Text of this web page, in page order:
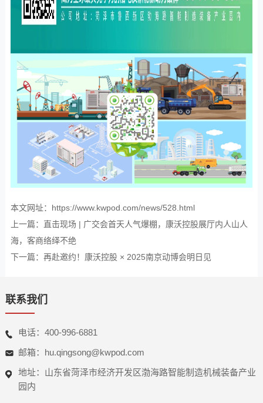
本文网址：https://www.kwpod.com/news/528.html
上一篇： 直击现场 | 广交会首天人气爆棚，康沃控股展厅内人山人
海，客商络绎不绝
下一篇： 再赴邀约！康沃控股 × 2025南京动博会明日见
联系我们
电话：400-996-6881
邮箱：hu.qingsong@kwpod.com
地址：山东省菏泽市经济开发区渤海路智能制造机械装备产业
园内